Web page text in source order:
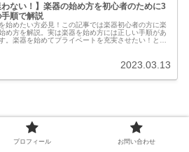
わない！】楽器の始め方を初心者のために3
順で解説
始めたい方必見！この記事では楽器初心者の方に楽
め方を解説。実は楽器を始め方には正しい手順があ
。楽器を始めてプライベートを充実させたい！とい
2023.03.13
始める
プロフィール お問い合わせ